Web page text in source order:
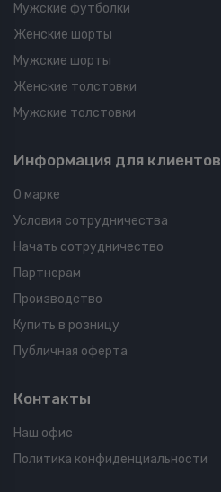
Мужские футболки
Женские шорты
Мужские шорты
Женские толстовки
Мужские толстовки
Информация для клиентов
О марке
Условия сотрудничества
Начать сотрудничество
Партнерам
Производство
Купить в розницу
Публичная оферта
Контакты
Наш офис
Политика конфиденциальности